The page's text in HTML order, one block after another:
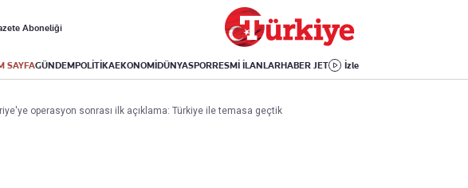
Aboneliği
SAYFAGÜNDEMPOLİTİKAEKONOMİDÜNYASPORRESMİ İLANLARHABER JET İzle
Puan Durumu
Fikstür
Avrupa Ligi
Avrupa
Amerika
İsrail-Gazze
Yaşam
Sağlık
Yemek
Aktüel
Kitap
operasyon sonrası ilk açıklama: Türkiye ile temasa geçtik